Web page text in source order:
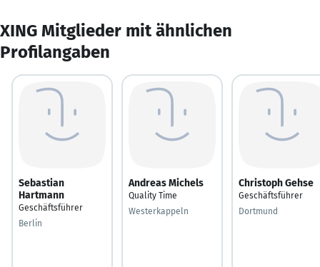
XING Mitglieder mit ähnlichen
Profilangaben
Sebastian
Hartmann
Geschäftsführer
Berlin
Andreas Michels
Quality Time
Westerkappeln
Christoph Gehse
Geschäftsführer
Dortmund